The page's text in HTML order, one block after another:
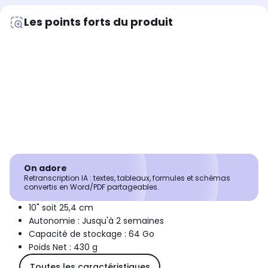
Les points forts du produit
On adore
Retranscription IA : textes, tableaux, formules et schémas
convertis en Word/PDF partageables.
10" soit 25,4 cm
Autonomie : Jusqu'à 2 semaines
Capacité de stockage : 64 Go
Poids Net : 430 g